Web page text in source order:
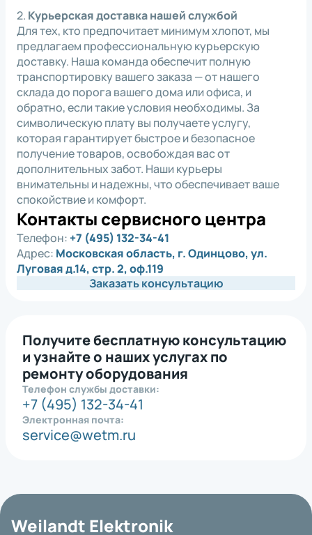
2. Курьерская доставка нашей службой
Для тех, кто предпочитает минимум хлопот, мы
предлагаем профессиональную курьерскую
доставку. Наша команда обеспечит полную
транспортировку вашего заказа — от нашего
склада до порога вашего дома или офиса, и
обратно, если такие условия необходимы. За
символическую плату вы получаете услугу,
которая гарантирует быстрое и безопасное
получение товаров, освобождая вас от
дополнительных забот. Наши курьеры
внимательны и надежны, что обеспечивает ваше
спокойствие и комфорт.
Контакты сервисного центра
Телефон: +7 (495) 132-34-41
Адрес: Московская область, г. Одинцово, ул.
Луговая д.14, стр. 2, оф.119
Заказать консультацию
Получите бесплатную консультацию
и узнайте о наших услугах по
ремонту оборудования
Телефон службы доставки:
+7 (495) 132-34-41
Электронная почта:
service@wetm.ru
Weilandt Elektronik